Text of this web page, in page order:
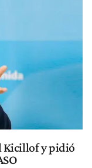
Kicillof y pidió